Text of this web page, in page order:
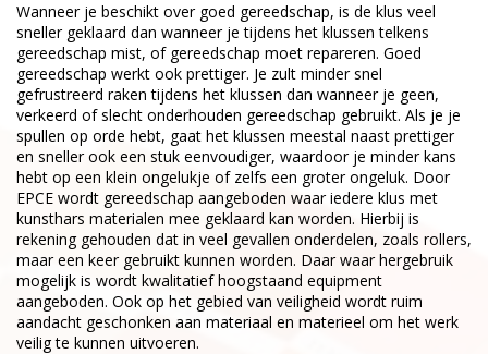
Wanneer je beschikt over goed gereedschap, is de klus veel
sneller geklaard dan wanneer je tijdens het klussen telkens
gereedschap mist, of gereedschap moet repareren. Goed
gereedschap werkt ook prettiger. Je zult minder snel
gefrustreerd raken tijdens het klussen dan wanneer je geen,
verkeerd of slecht onderhouden gereedschap gebruikt. Als je je
spullen op orde hebt, gaat het klussen meestal naast prettiger
en sneller ook een stuk eenvoudiger, waardoor je minder kans
hebt op een klein ongelukje of zelfs een groter ongeluk. Door
EPCE wordt gereedschap aangeboden waar iedere klus met
kunsthars materialen mee geklaard kan worden. Hierbij is
rekening gehouden dat in veel gevallen onderdelen, zoals rollers,
maar een keer gebruikt kunnen worden. Daar waar hergebruik
mogelijk is wordt kwalitatief hoogstaand equipment
aangeboden. Ook op het gebied van veiligheid wordt ruim
aandacht geschonken aan materiaal en materieel om het werk
veilig te kunnen uitvoeren.